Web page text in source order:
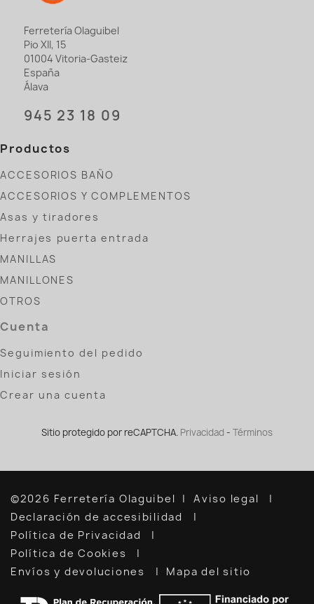
Ferretería Olaguibel
Pio XII, 15
01004 Vitoria-Gasteiz
España
Álava
945 23 18 09
Productos
ACCESORIOS BAÑO
ACCESORIOS Y COMPLEMENTOS
Asas y tiradores
Herrajes puerta entrada
MANILLAS
MANILLONES
OTROS
Cuenta
Seguimiento del pedido
Iniciar sesión
Crear una cuenta
Sitio protegido por reCAPTCHA. Privacidad - Términos
©2026 Ferretería Olaguibel
Aviso legal
Declaración de accesibilidad
Política de Privacidad
Política de Cookies
Envíos y devoluciones
Mapa del sitio